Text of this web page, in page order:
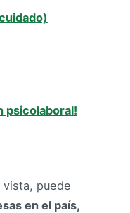
psicolaboral!
puede
en el país,